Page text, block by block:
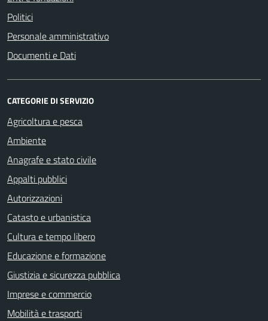
Politici
Personale amministrativo
Documenti e Dati
CATEGORIE DI SERVIZIO
Agricoltura e pesca
Ambiente
Anagrafe e stato civile
Appalti pubblici
Autorizzazioni
Catasto e urbanistica
Cultura e tempo libero
Educazione e formazione
Giustizia e sicurezza pubblica
Imprese e commercio
Mobilità e trasporti